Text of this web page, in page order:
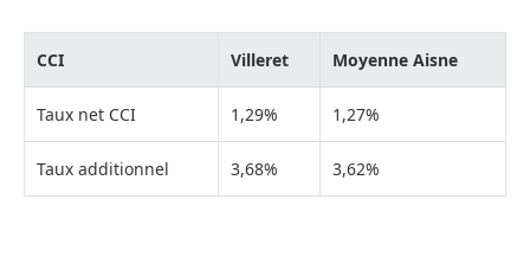
CCI Villeret Moyenne Aisne
Taux net CCI 1,29% 1,27%
Taux additionnel 3,68% 3,62%